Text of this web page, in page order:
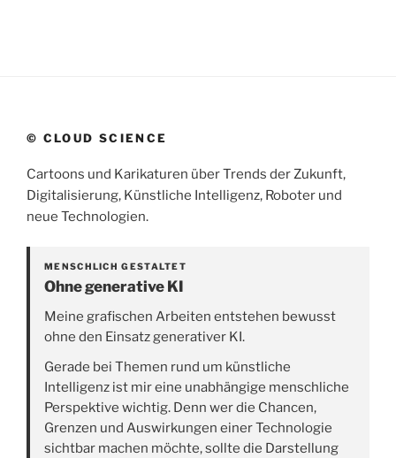
© CLOUD SCIENCE
Cartoons und Karikaturen über Trends der Zukunft,
Digitalisierung, Künstliche Intelligenz, Roboter und
neue Technologien.
MENSCHLICH GESTALTET
Ohne generative KI
Meine grafischen Arbeiten entstehen bewusst
ohne den Einsatz generativer KI.
Gerade bei Themen rund um künstliche
Intelligenz ist mir eine unabhängige menschliche
Perspektive wichtig. Denn wer die Chancen,
Grenzen und Auswirkungen einer Technologie
sichtbar machen möchte, sollte die Darstellung